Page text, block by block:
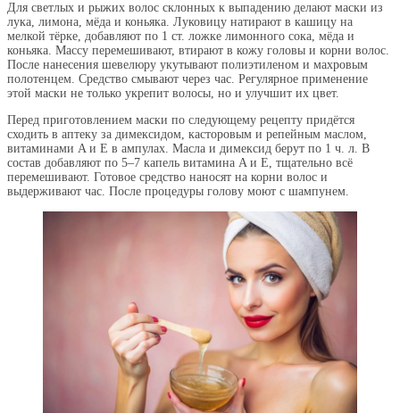
Для светлых и рыжих волос склонных к выпадению делают маски из
лука, лимона, мёда и коньяка. Луковицу натирают в кашицу на
мелкой тёрке, добавляют по 1 ст. ложке лимонного сока, мёда и
коньяка. Массу перемешивают, втирают в кожу головы и корни волос.
После нанесения шевелюру укутывают полиэтиленом и махровым
полотенцем. Средство смывают через час. Регулярное применение
этой маски не только укрепит волосы, но и улучшит их цвет.
Перед приготовлением маски по следующему рецепту придётся
сходить в аптеку за димексидом, касторовым и репейным маслом,
витаминами A и E в ампулах. Масла и димексид берут по 1 ч. л. В
состав добавляют по 5–7 капель витамина A и E, тщательно всё
перемешивают. Готовое средство наносят на корни волос и
выдерживают час. После процедуры голову моют с шампунем.